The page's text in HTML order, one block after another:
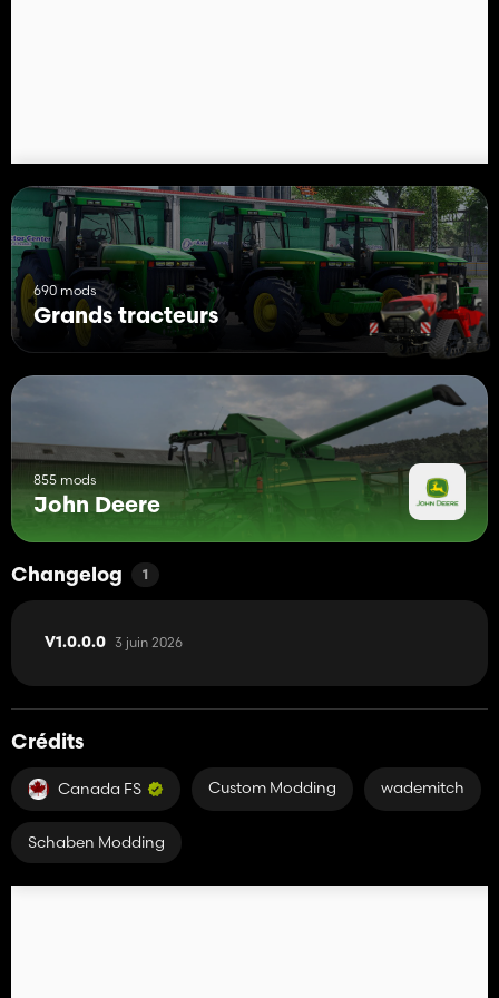
690 mods
Grands tracteurs
855 mods
John Deere
Changelog 1
V1.0.0.0 3 juin 2026
Crédits
Canada FS Custom Modding wademitch
Schaben Modding